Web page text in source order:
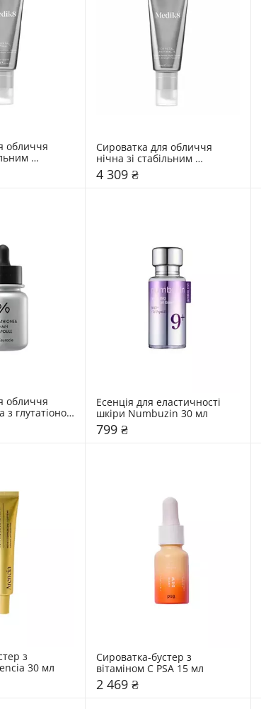
обличчя
Medik8 30
Сироватка для обличчя
нічна зі стабільним
ретиналем 0,06% Medik8 30
мл
4 309 ₴
обличчя
з глутатіоном
30 мл
Есенція для еластичності
шкіри Numbuzin 30 мл
799 ₴
з
30 мл
Сироватка-бустер з
вітаміном C PSA 15 мл
2 469 ₴